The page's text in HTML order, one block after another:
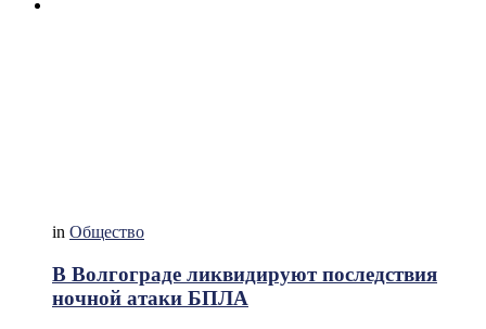
in Общество
В Волгограде ликвидируют последствия
ночной атаки БПЛА